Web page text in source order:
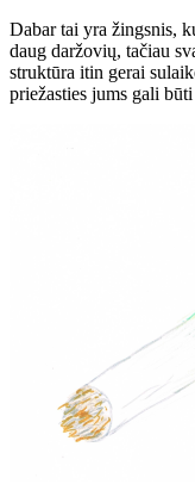
Dabar tai yra žingsnis,
daug daržovių, tačiau
struktūra itin gerai
priežasties jums gali